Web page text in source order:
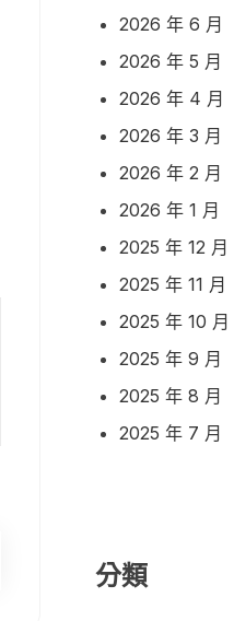
2026 年 6 月
2026 年 5 月
2026 年 4 月
2026 年 3 月
2026 年 2 月
2026 年 1 月
2025 年 12 月
2025 年 11 月
2025 年 10 月
2025 年 9 月
2025 年 8 月
2025 年 7 月
分類